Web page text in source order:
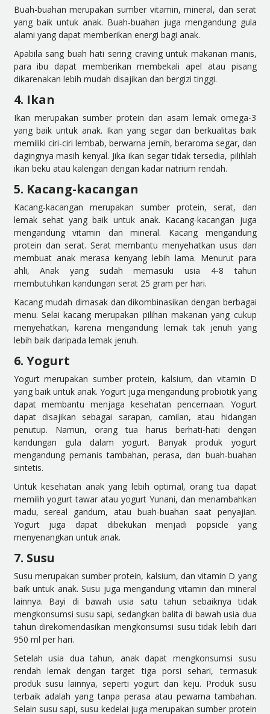
Buah-buahan merupakan sumber vitamin, mineral, dan serat
yang baik untuk anak. Buah-buahan juga mengandung gula
alami yang dapat memberikan energi bagi anak.
Apabila sang buah hati sering craving untuk makanan manis,
para ibu dapat memberikan membekali apel atau pisang
dikarenakan lebih mudah disajikan dan bergizi tinggi.
4. Ikan
Ikan merupakan sumber protein dan asam lemak omega-3
yang baik untuk anak. Ikan yang segar dan berkualitas baik
memiliki ciri-ciri lembab, berwarna jernih, beraroma segar, dan
dagingnya masih kenyal. Jika ikan segar tidak tersedia, pilihlah
ikan beku atau kalengan dengan kadar natrium rendah.
5. Kacang-kacangan
Kacang-kacangan merupakan sumber protein, serat, dan
lemak sehat yang baik untuk anak. Kacang-kacangan juga
mengandung vitamin dan mineral. Kacang mengandung
protein dan serat. Serat membantu menyehatkan usus dan
membuat anak merasa kenyang lebih lama. Menurut para
ahli, Anak yang sudah memasuki usia 4-8 tahun
membutuhkan kandungan serat 25 gram per hari.
Kacang mudah dimasak dan dikombinasikan dengan berbagai
menu. Selai kacang merupakan pilihan makanan yang cukup
menyehatkan, karena mengandung lemak tak jenuh yang
lebih baik daripada lemak jenuh.
6. Yogurt
Yogurt merupakan sumber protein, kalsium, dan vitamin D
yang baik untuk anak. Yogurt juga mengandung probiotik yang
dapat membantu menjaga kesehatan pencernaan. Yogurt
dapat disajikan sebagai sarapan, camilan, atau hidangan
penutup. Namun, orang tua harus berhati-hati dengan
kandungan gula dalam yogurt. Banyak produk yogurt
mengandung pemanis tambahan, perasa, dan buah-buahan
sintetis.
Untuk kesehatan anak yang lebih optimal, orang tua dapat
memilih yogurt tawar atau yogurt Yunani, dan menambahkan
madu, sereal gandum, atau buah-buahan saat penyajian.
Yogurt juga dapat dibekukan menjadi popsicle yang
menyenangkan untuk anak.
7. Susu
Susu merupakan sumber protein, kalsium, dan vitamin D yang
baik untuk anak. Susu juga mengandung vitamin dan mineral
lainnya. Bayi di bawah usia satu tahun sebaiknya tidak
mengkonsumsi susu sapi, sedangkan balita di bawah usia dua
tahun direkomendasikan mengkonsumsi susu tidak lebih dari
950 ml per hari.
Setelah usia dua tahun, anak dapat mengkonsumsi susu
rendah lemak dengan target tiga porsi sehari, termasuk
produk susu lainnya, seperti yogurt dan keju. Produk susu
terbaik adalah yang tanpa perasa atau pewarna tambahan.
Selain susu sapi, susu kedelai juga merupakan sumber protein